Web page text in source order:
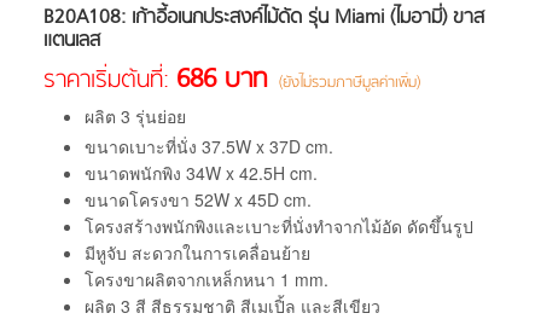
B20A108: เก้าอี้อเนกประสงค์ไม้ดัด รุ่น Miami (ไมอามี่) ขาส
แตนเลส
ราคาเริ่มต้นที่: 686 บาท (ยังไม่รวมภาษีมูลค่าเพิ่ม)
ผลิต 3 รุ่นย่อย
ขนาดเบาะที่นั่ง 37.5W x 37D cm.
ขนาดพนักพิง 34W x 42.5H cm.
ขนาดโครงขา 52W x 45D cm.
โครงสร้างพนักพิงและเบาะที่นั่งทำจากไม้อัด ดัดขึ้นรูป
มีหูจับ สะดวกในการเคลื่อนย้าย
โครงขาผลิตจากเหล็กหนา 1 mm.
ผลิต 3 สี สีธรรมชาติ สีเมเปิ้ล และสีเขียว